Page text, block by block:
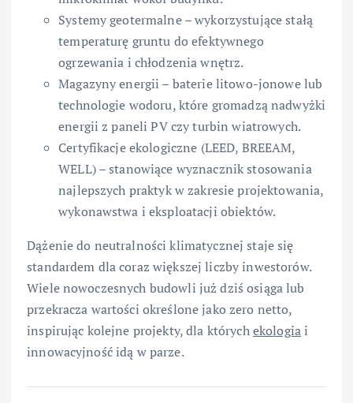
Systemy geotermalne – wykorzystujące stałą
temperaturę gruntu do efektywnego
ogrzewania i chłodzenia wnętrz.
Magazyny energii – baterie litowo-jonowe lub
technologie wodoru, które gromadzą nadwyżki
energii z paneli PV czy turbin wiatrowych.
Certyfikacje ekologiczne (LEED, BREEAM,
WELL) – stanowiące wyznacznik stosowania
najlepszych praktyk w zakresie projektowania,
wykonawstwa i eksploatacji obiektów.
Dążenie do neutralności klimatycznej staje się
standardem dla coraz większej liczby inwestorów.
Wiele nowoczesnych budowli już dziś osiąga lub
przekracza wartości określone jako zero netto,
inspirując kolejne projekty, dla którychekologiai
innowacyjność idą w parze.